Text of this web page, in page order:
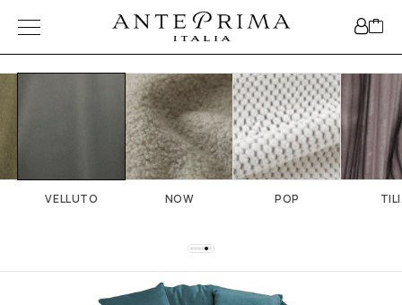
VELLUTO NOW POP